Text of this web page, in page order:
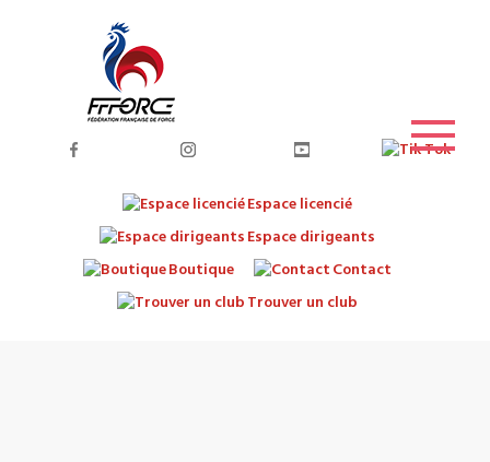
Espace licencié
Espace dirigeants
Boutique
Contact
Trouver un club